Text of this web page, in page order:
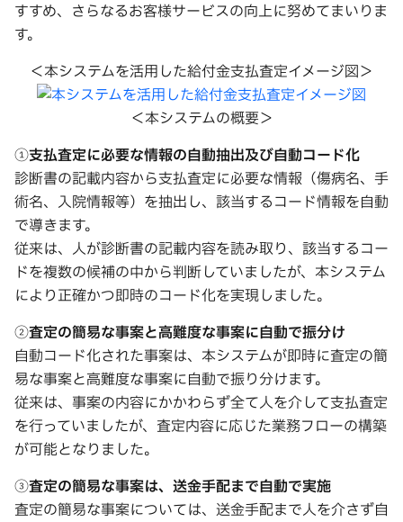
すすめ、さらなるお客様サービスの向上に努めてまいりま
す。
＜本システムを活用した給付金支払査定イメージ図＞
＜本システムの概要＞
①支払査定に必要な情報の自動抽出及び自動コード化
診断書の記載内容から支払査定に必要な情報（傷病名、手
術名、入院情報等）を抽出し、該当するコード情報を自動
で導きます。
従来は、人が診断書の記載内容を読み取り、該当するコー
ドを複数の候補の中から判断していましたが、本システム
により正確かつ即時のコード化を実現しました。
②査定の簡易な事案と高難度な事案に自動で振分け
自動コード化された事案は、本システムが即時に査定の簡
易な事案と高難度な事案に自動で振り分けます。
従来は、事案の内容にかかわらず全て人を介して支払査定
を行っていましたが、査定内容に応じた業務フローの構築
が可能となりました。
③査定の簡易な事案は、送金手配まで自動で実施
査定の簡易な事案については、送金手配まで人を介さず自